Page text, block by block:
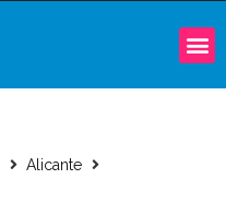
Alicante